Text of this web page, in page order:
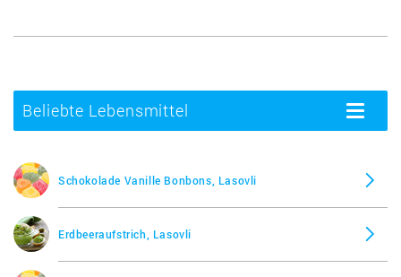
Beliebte Lebensmittel
Toggle
Schokolade Vanille Bonbons, Lasovli
Erdbeeraufstrich, Lasovli